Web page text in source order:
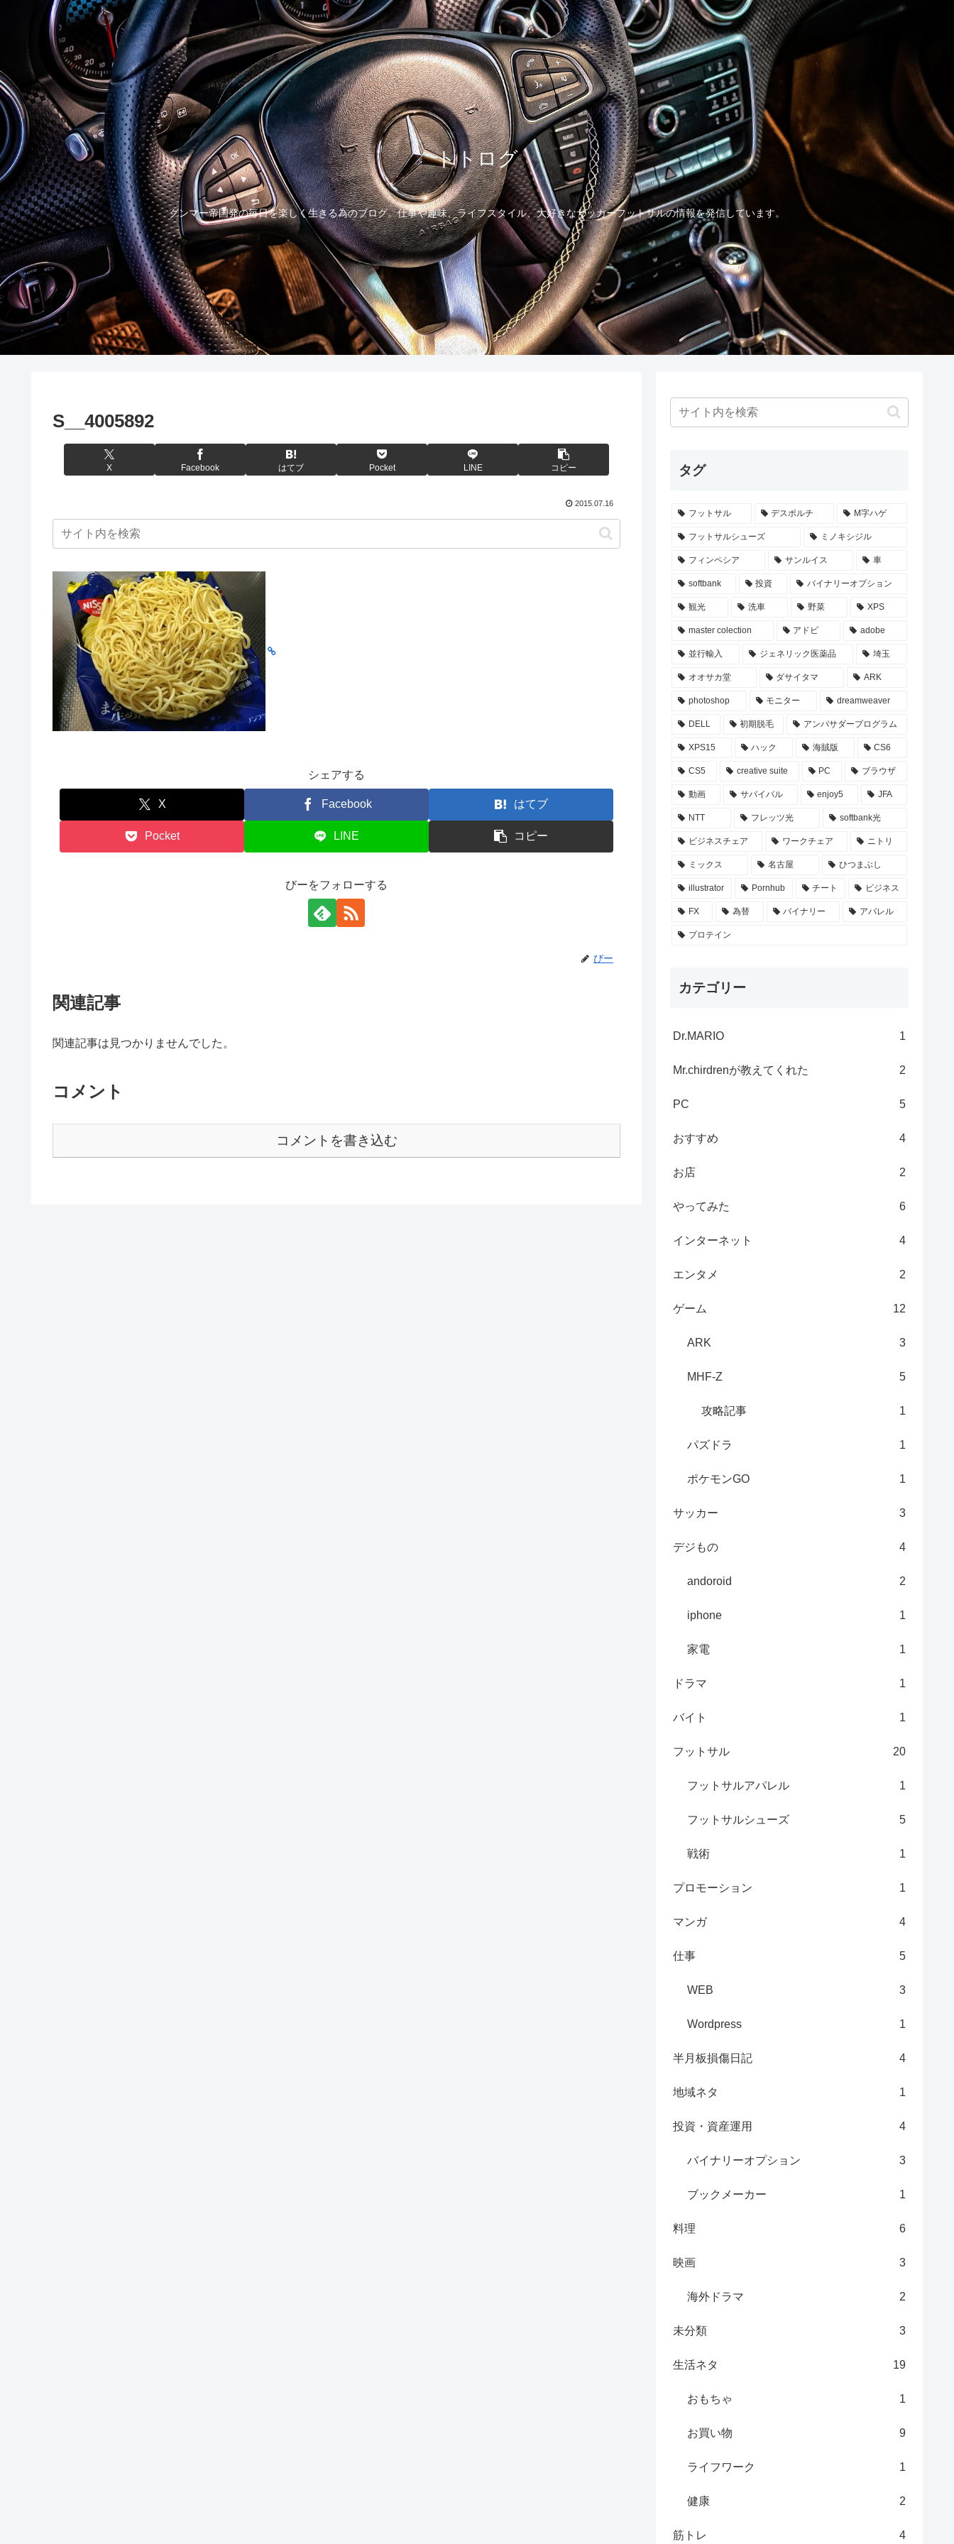
トトログ
グンマー帝国発の毎日を楽しく生きる為のブログ。仕事や趣味、ライフスタイル、大好きなサッカーフットサルの情報を発信しています。
S__4005892
X Facebook はてブ Pocket LINE コピー
2015.07.16
シェアする
X Facebook はてブ
Pocket LINE コピー
びーをフォローする
びー
関連記事
関連記事は見つかりませんでした。
コメント
コメントを書き込む
タグ
フットサル デスポルチ M字ハゲ
フットサルシューズ ミノキシジル
フィンペシア サンルイス 車
softbank 投資 バイナリーオプション
観光 洗車 野菜 XPS
master colection アドビ adobe
並行輸入 ジェネリック医薬品 埼玉
オオサカ堂 ダサイタマ ARK
photoshop モニター dreamweaver
DELL 初期脱毛 アンバサダープログラム
XPS15 ハック 海賊版 CS6
CS5 creative suite PC ブラウザ
動画 サバイバル enjoy5 JFA
NTT フレッツ光 softbank光
ビジネスチェア ワークチェア ニトリ
ミックス 名古屋 ひつまぶし
illustrator Pornhub チート ビジネス
FX 為替 バイナリー アパレル
プロテイン
カテゴリー
Dr.MARIO 1
Mr.chirdrenが教えてくれた 2
PC 5
おすすめ 4
お店 2
やってみた 6
インターネット 4
エンタメ 2
ゲーム 12
ARK 3
MHF-Z 5
攻略記事 1
パズドラ 1
ポケモンGO 1
サッカー 3
デジもの 4
andoroid 2
iphone 1
家電 1
ドラマ 1
バイト 1
フットサル 20
フットサルアパレル 1
フットサルシューズ 5
戦術 1
プロモーション 1
マンガ 4
仕事 5
WEB 3
Wordpress 1
半月板損傷日記 4
地域ネタ 1
投資・資産運用 4
バイナリーオプション 3
ブックメーカー 1
料理 6
映画 3
海外ドラマ 2
未分類 3
生活ネタ 19
おもちゃ 1
お買い物 9
ライフワーク 1
健康 2
筋トレ 4